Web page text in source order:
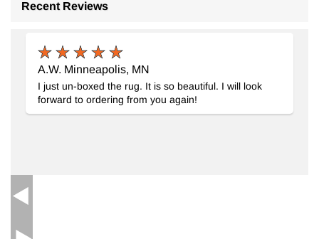
Recent Reviews
A.W. Minneapolis, MN
I just un-boxed the rug. It is so beautiful. I will look
forward to ordering from you again!